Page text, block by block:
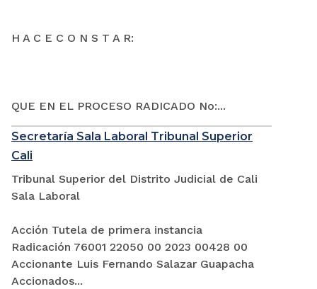
H A C E C O N S T A R:
QUE EN EL PROCESO RADICADO No:...
Secretaría Sala Laboral Tribunal Superior
Cali
Tribunal Superior del Distrito Judicial de Cali
Sala Laboral
Acción Tutela de primera instancia
Radicación 76001 22050 00 2023 00428 00
Accionante Luis Fernando Salazar Guapacha
Accionados...